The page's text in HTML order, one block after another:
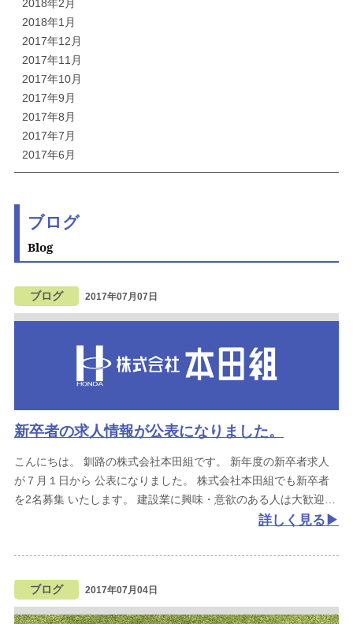
2018年2月
2018年1月
2017年12月
2017年11月
2017年10月
2017年9月
2017年8月
2017年7月
2017年6月
ブログ
Blog
ブログ 2017年07月07日
新卒者の求人情報が公表になりました。
こんにちは。 釧路の株式会社本田組です。
新年度の新卒者求人
が７月１日から 公表になりました。
株式会社本田組でも新卒者
を2名募集いたします。 建設業に興味・意欲のある人は大歓迎
詳しく見る
ブログ 2017年07月04日